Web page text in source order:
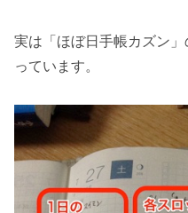
実は「ほぼ日手帳カズン
っています。